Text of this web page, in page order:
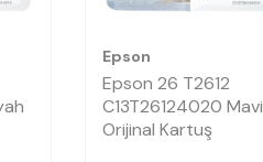
Epson
Epson 26 T2612
C13T26124020 Mavi
Orijinal Kartuş